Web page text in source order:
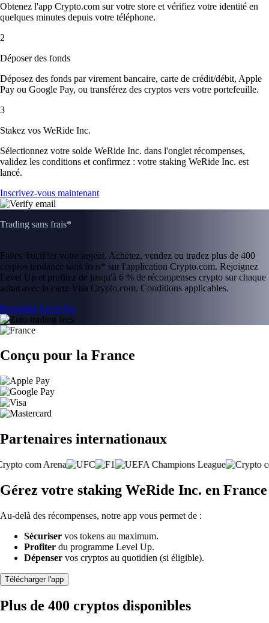
Obtenez l'app Crypto.com sur votre store et vérifiez votre identité en
quelques minutes depuis votre téléphone.
2
Déposer des fonds
Déposez des fonds par virement bancaire, carte de crédit/débit, Apple
Pay ou Google Pay, ou transférez des cryptos vers votre portefeuille.
3
Stakez vos WeRide Inc.
Sélectionnez votre solde WeRide Inc. dans l'onglet récompenses,
validez les conditions et confirmez : votre staking WeRide Inc. est
lancé.
Inscrivez-vous maintenant
Trading sans frais*
Faites fructifier votre argent. Achetez, vendez ou tradez plus de 400
cryptos tendance sans frais* sur l'application Crypto.com. Rejoignez
Level Up et profitez de jusqu'à 6 % de récompenses crypto sur chaque
achat avec la carte Visa Crypto.com. Conditions applicables.
Rejoindre Level Up
Conçu pour la France
Partenaires internationaux
Gérez votre staking WeRide Inc. en France
Au-delà des récompenses, notre app vous permet de :
Sécuriser vos tokens au maximum.
Profiter du programme Level Up.
Dépenser vos cryptos au quotidien (si éligible).
Télécharger l'app
Plus de 400 cryptos disponibles